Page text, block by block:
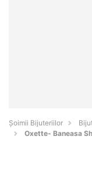
Şoimii Bijuteriilor
Oxette- Baneasa